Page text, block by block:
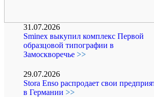
31.07.2026
Sminex выкупил комплекс Первой
образцовой типографии в
Замоскворечье >>
29.07.2026
Stora Enso распродает свои
в Германии >>